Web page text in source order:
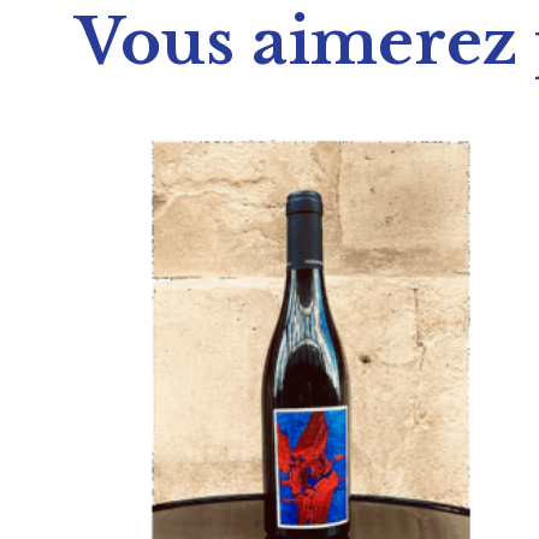
Vous
AJOUTER AU PANIER